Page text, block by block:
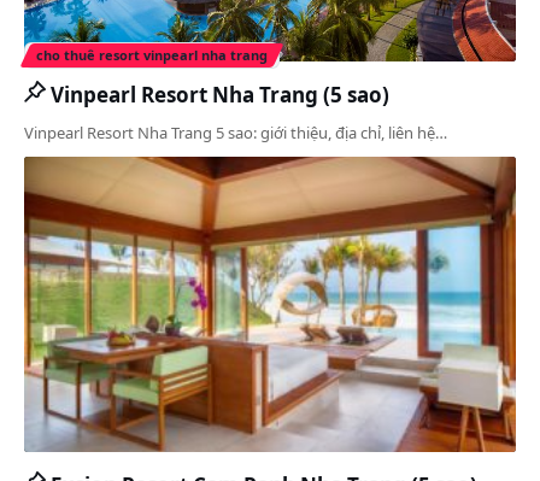
cho thuê resort vinpearl nha trang
Vinpearl Resort Nha Trang (5 sao)
Vinpearl Resort Nha Trang 5 sao: giới thiệu, địa chỉ, liên hệ…